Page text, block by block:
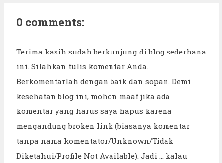
0 comments:
Terima kasih sudah berkunjung di blog sederhana
ini. Silahkan tulis komentar Anda.
Berkomentarlah dengan baik dan sopan. Demi
kesehatan blog ini, mohon maaf jika ada
komentar yang harus saya hapus karena
mengandung broken link (biasanya komentar
tanpa nama komentator/Unknown/Tidak
Diketahui/Profile Not Available). Jadi ... kalau